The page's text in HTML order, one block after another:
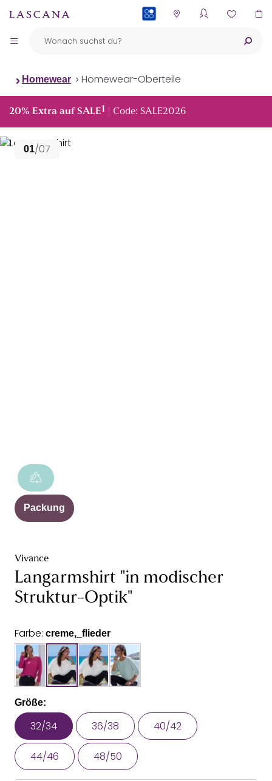
Homewear Homewear-Oberteile
20% Extra auf SALE1 | Code: SALE2026
01/07
Packung
Vivance
Langarmshirt "in modischer
Struktur-Optik"
Farbe: creme,_flieder
Größe:
32/34 36/38 40/42
44/46 48/50